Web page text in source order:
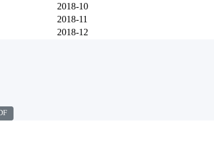
2018-10
2018-11
2018-12